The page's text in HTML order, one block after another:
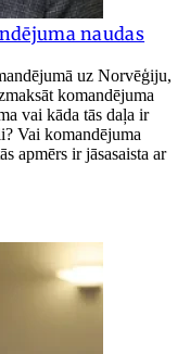
naudas
uz Norvēģiju,
komandējuma
vai kāda tās daļa ir
Vai komandējuma
apmērs ir jāsasaista ar